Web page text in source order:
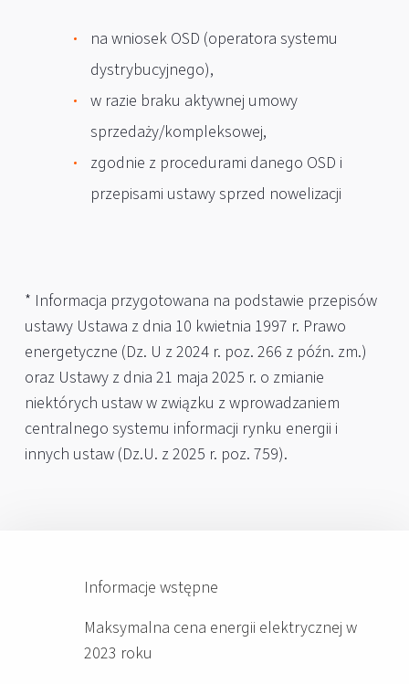
na wniosek OSD (operatora systemu
dystrybucyjnego),
w razie braku aktywnej umowy
sprzedaży/kompleksowej,
zgodnie z procedurami danego OSD i
przepisami ustawy sprzed nowelizacji
* Informacja przygotowana na podstawie przepisów
ustawy Ustawa z dnia 10 kwietnia 1997 r. Prawo
energetyczne (Dz. U z 2024 r. poz. 266 z późn. zm.)
oraz Ustawy z dnia 21 maja 2025 r. o zmianie
niektórych ustaw w związku z wprowadzaniem
centralnego systemu informacji rynku energii i
innych ustaw (Dz.U. z 2025 r. poz. 759).
Informacje wstępne
Maksymalna cena energii elektrycznej w
2023 roku